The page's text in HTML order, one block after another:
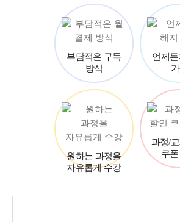
부담적은 구독
방식
언제든
원하는 과정을
자유롭게 수강
과정/교
쿠